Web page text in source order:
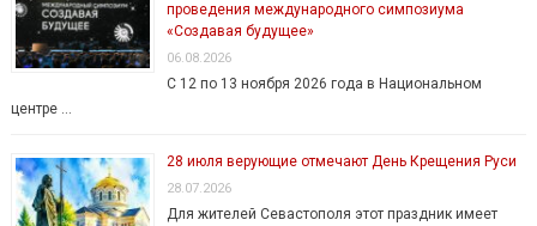
проведения международного симпозиума
«Создавая будущее»
06.08.2026
С 12 по 13 ноября 2026 года в Национальном
центре …
28 июля верующие отмечают День Крещения Руси
28.07.2026
Для жителей Севастополя этот праздник имеет